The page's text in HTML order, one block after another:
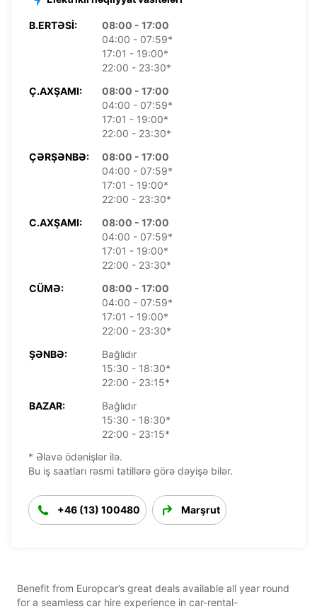
B.ERTƏSI:
08:00 - 17:00
04:00 - 07:59*
17:01 - 19:00*
22:00 - 23:30*
Ç.AXŞAMI:
08:00 - 17:00
04:00 - 07:59*
17:01 - 19:00*
22:00 - 23:30*
ÇƏRŞƏNBƏ:
08:00 - 17:00
04:00 - 07:59*
17:01 - 19:00*
22:00 - 23:30*
C.AXŞAMI:
08:00 - 17:00
04:00 - 07:59*
17:01 - 19:00*
22:00 - 23:30*
CÜMƏ:
08:00 - 17:00
04:00 - 07:59*
17:01 - 19:00*
22:00 - 23:30*
ŞƏNBƏ:
Bağlıdır
15:30 - 18:30*
22:00 - 23:15*
BAZAR:
Bağlıdır
15:30 - 18:30*
22:00 - 23:15*
* Əlavə ödənişlər ilə.
Bu iş saatları rəsmi tatillərə görə dəyişə bilər.
+46 (13) 100480 Marşrut
Benefit from Europcar’s great deals available all year round
for a seamless car hire experience in car-rental-